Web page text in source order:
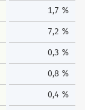
1,7 %
7,2 %
0,3 %
0,8 %
0,4 %